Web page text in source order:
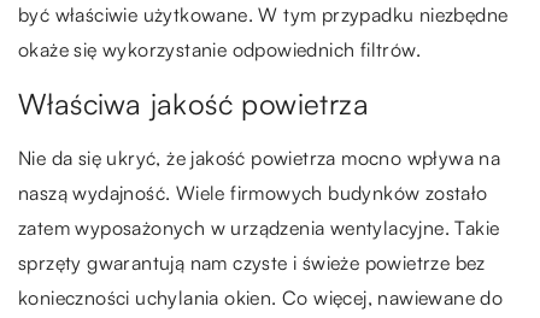
być właściwie użytkowane. W tym przypadku niezbędne
okaże się wykorzystanie odpowiednich filtrów.
Właściwa jakość powietrza
Nie da się ukryć, że jakość powietrza mocno wpływa na
naszą wydajność. Wiele firmowych budynków zostało
zatem wyposażonych w urządzenia wentylacyjne. Takie
sprzęty gwarantują nam czyste i świeże powietrze bez
konieczności uchylania okien. Co więcej, nawiewane do